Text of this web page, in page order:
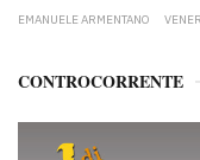
EMANUELE ARMENTANO
CONTROCORRENTE